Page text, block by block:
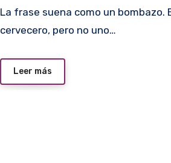
La frase suena como un bombazo. Es cierto, lo dice un
cervecero, pero no uno…
Leer más